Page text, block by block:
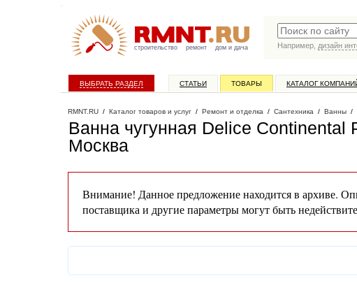
строительство ремонт дом и дача
Например, дизайн
ВЫБРАТЬ РАЗДЕЛ СТАТЬИ ТОВАРЫ КАТАЛОГ
RMNT.RU / Каталог товаров и услуг / Ремонт и отделка / Сантехника / Ванны /
Ванна чугунная Delice Continental
Москва
Внимание! Данное предложение находится в архиве.
поставщика и другие параметры могут быть